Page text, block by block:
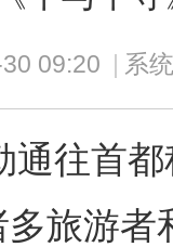
09:20 系
通往首
旅游者